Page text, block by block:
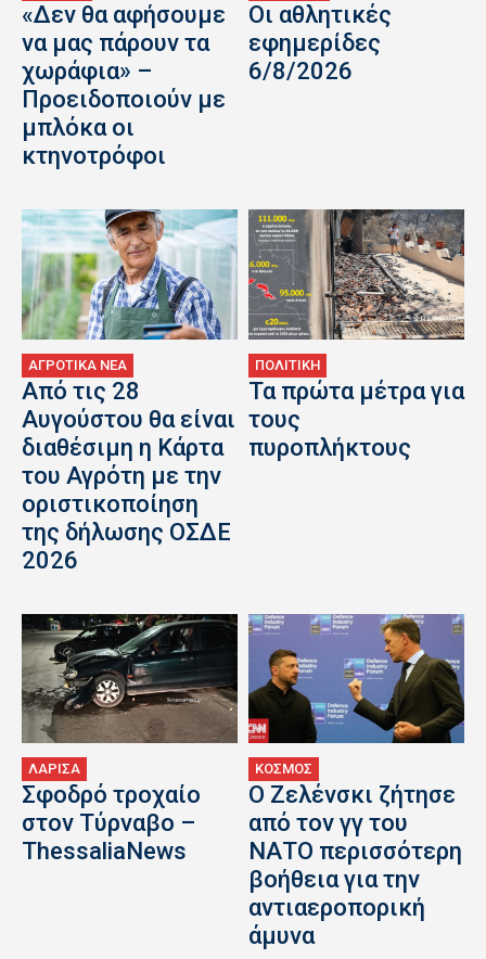
«Δεν θα αφήσουμε
να μας πάρουν τα
χωράφια» –
Προειδοποιούν με
μπλόκα οι
κτηνοτρόφοι
Οι αθλητικές
εφημερίδες
6/8/2026
ΑΓΡΟΤΙΚΑ ΝΕΑ
Από τις 28
Αυγούστου θα είναι
διαθέσιμη η Κάρτα
του Αγρότη με την
οριστικοποίηση
της δήλωσης ΟΣΔΕ
2026
ΠΟΛΙΤΙΚΗ
Τα πρώτα μέτρα για
τους
πυροπλήκτους
ΛΑΡΙΣΑ
Σφοδρό τροχαίο
στον Τύρναβο –
ThessaliaNews
ΚΟΣΜΟΣ
Ο Ζελένσκι ζήτησε
από τον γγ του
ΝΑΤΟ περισσότερη
βοήθεια για την
αντιαεροπορική
άμυνα